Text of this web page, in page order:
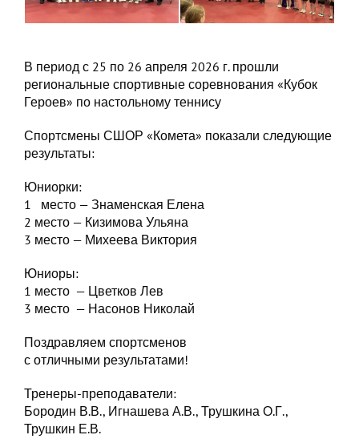
В период с 25 по 26 апреля 2026 г. прошли
региональные спортивные соревнования «Кубок
Героев» по настольному теннису
Спортсмены СШОР «Комета» показали следующие
результаты:
Юниорки:
1 место — Знаменская Елена
2 место — Кизимова Ульяна
3 место — Михеева Виктория
Юниоры:
1 место — Цветков Лев
3 место — Насонов Николай
Поздравляем спортсменов
с отличными результатами!
Тренеры-преподаватели:
Бородин В.В., Игнашева А.В., Трушкина О.Г.,
Трушкин Е.В.